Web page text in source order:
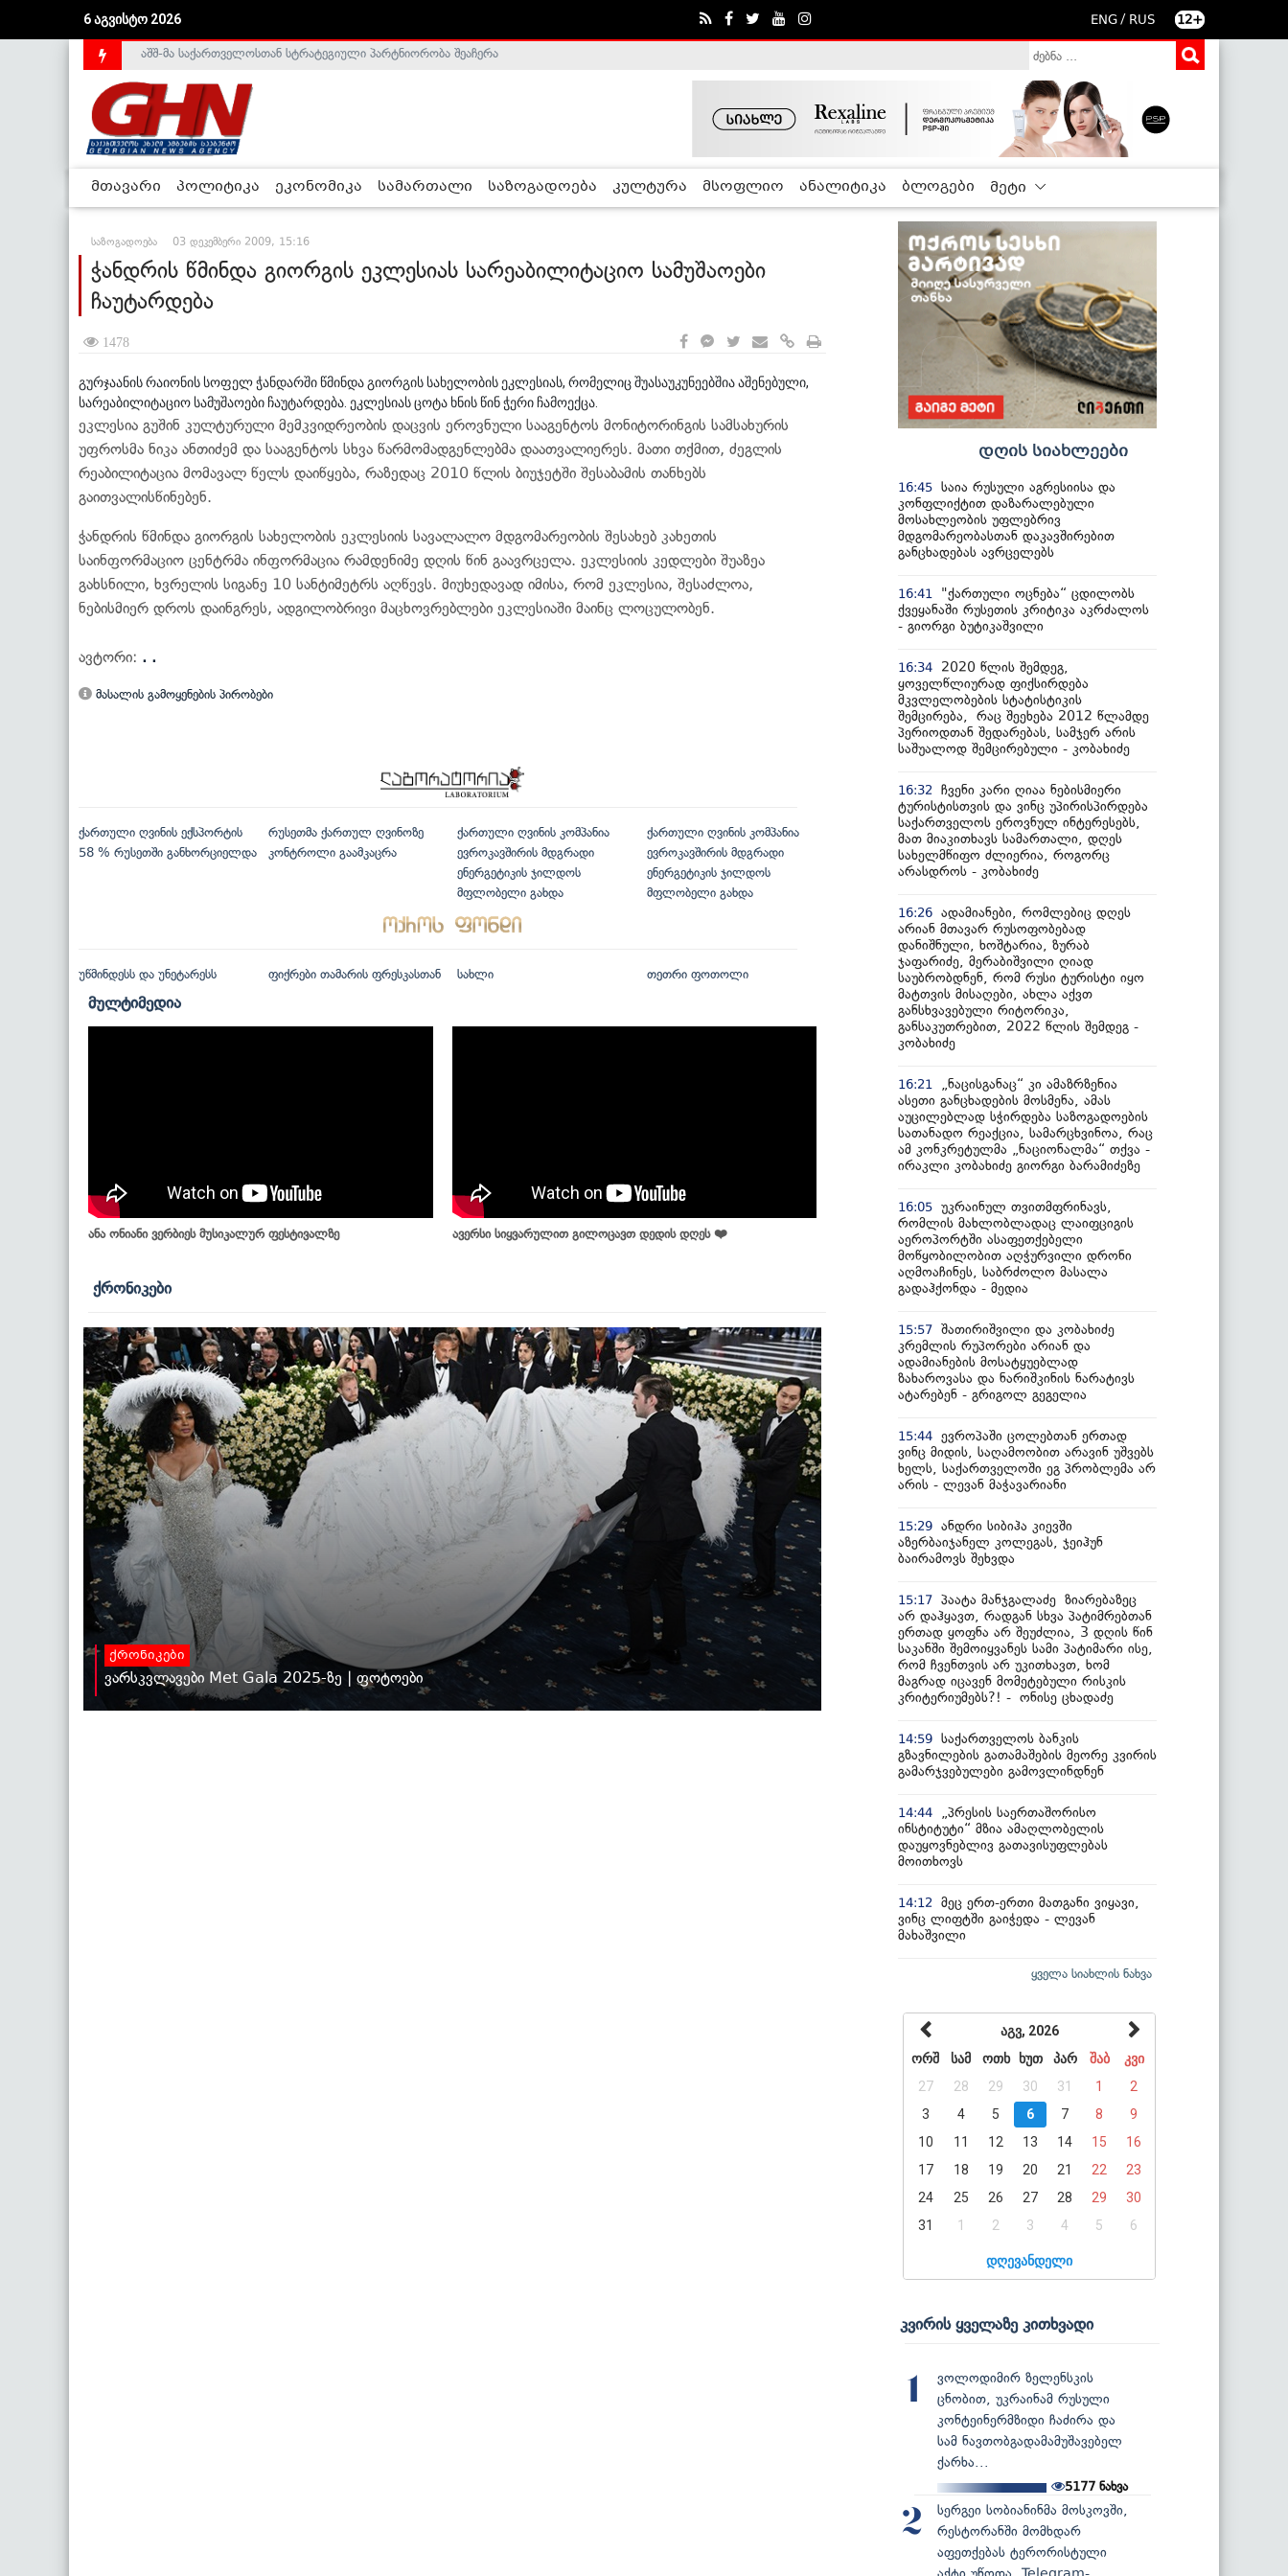
6 აგვისტო 2026 ENG / RUS 12+
საქართველოს დე-ფაქტო მთავრობა არალეგიტიმურია - ჰელსინკის კომისია
აშშ-მა საქართველოსთან სტრატეგიული პარტნიორობა შეაჩერა
მთავარი პოლიტიკა ეკონომიკა სამართალი საზოგადოება კულტურა მსოფლიო ანალიტიკა ბლოგები მეტი
საზოგადოება 03 დეკემბერი 2009, 15:16
ჭანდრის წმინდა გიორგის ეკლესიას სარეაბილიტაციო სამუშაოები
ჩაუტარდება
1478
გურჯაანის რაიონის სოფელ ჭანდარში წმინდა გიორგის სახელობის ეკლესიას, რომელიც შუასაუკუნეებშია აშენებული,
სარეაბილიტაციო სამუშაოები ჩაუტარდება. ეკლესიას ცოტა ხნის წინ ჭერი ჩამოექცა.
ეკლესია გუშინ კულტურული მემკვიდრეობის დაცვის ეროვნული სააგენტოს მონიტორინგის სამსახურის
უფროსმა ნიკა ანთიძემ და სააგენტოს სხვა წარმომადგენლებმა დაათვალიერეს. მათი თქმით, ძეგლის
რეაბილიტაცია მომავალ წელს დაიწყება, რაზედაც 2010 წლის ბიუჯეტში შესაბამის თანხებს
გაითვალისწინებენ.
ჭანდრის წმინდა გიორგის სახელობის ეკლესიის სავალალო მდგომარეობის შესახებ კახეთის
საინფორმაციო ცენტრმა ინფორმაცია რამდენიმე დღის წინ გაავრცელა. ეკლესიის კედლები შუაზეა
გახსნილი, ხვრელის სიგანე 10 სანტიმეტრს აღწევს. მიუხედავად იმისა, რომ ეკლესია, შესაძლოა,
ნებისმიერ დროს დაინგრეს, ადგილობრივი მაცხოვრებლები ეკლესიაში მაინც ლოცულობენ.
ავტორი: . .
მასალის გამოყენების პირობები
ქართული ღვინის ექსპორტის
58 % რუსეთში განხორციელდა
რუსეთმა ქართულ ღვინოზე
კონტროლი გაამკაცრა
ქართული ღვინის კომპანია
ევროკავშირის მდგრადი
ენერგეტიკის ჯილდოს
მფლობელი გახდა
ქართული ღვინის კომპანია
ევროკავშირის მდგრადი
ენერგეტიკის ჯილდოს
მფლობელი გახდა
უწმინდესს და უნეტარესს ფიქრები თამარის ფრესკასთან სახლი თეთრი ფოთოლი
მულტიმედია
ანა ონიანი ვერბიეს მუსიკალურ ფესტივალზე ავერსი სიყვარულით გილოცავთ დედის დღეს ❤️
ქრონიკები
ქრონიკები
ვარსკვლავები Met Gala 2025-ზე | ფოტოები
დღის სიახლეები
16:45 საია რუსული აგრესიისა და
კონფლიქტით დაზარალებული
მოსახლეობის უფლებრივ
მდგომარეობასთან დაკავშირებით
განცხადებას ავრცელებს
16:41
"ქართული ოცნება“ ცდილობს
ქვეყანაში რუსეთის კრიტიკა აკრძალოს
- გიორგი ბუტიკაშვილი
16:34
2020 წლის შემდეგ,
ყოველწლიურად ფიქსირდება
მკვლელობების სტატისტიკის
შემცირება, რაც შეეხება 2012 წლამდე
პერიოდთან შედარებას, სამჯერ არის
საშუალოდ შემცირებული - კობახიძე
16:32
ჩვენი კარი ღიაა ნებისმიერი
ტურისტისთვის და ვინც უპირისპირდება
საქართველოს ეროვნულ ინტერესებს,
მათ მიაკითხავს სამართალი, დღეს
სახელმწიფო ძლიერია, როგორც
არასდროს - კობახიძე
16:26 ადამიანები, რომლებიც დღეს
არიან მთავარ რუსოფობებად
დანიშნული, ხოშტარია, ზურაბ
ჯაფარიძე, მერაბიშვილი ღიად
საუბრობდნენ, რომ რუსი ტურისტი იყო
მატთვის მისაღები, ახლა აქვთ
განსხვავებული რიტორიკა,
განსაკუთრებით, 2022 წლის შემდეგ -
კობახიძე
16:21
„ნაცისგანაც“ კი ამაზრზენია
ასეთი განცხადების მოსმენა, ამას
აუცილებლად სჭირდება საზოგადოების
სათანადო რეაქცია, სამარცხვინოა, რაც
ამ კონკრეტულმა „ნაციონალმა“ თქვა -
ირაკლი კობახიძე გიორგი ბარამიძეზე
16:05 უკრაინულ თვითმფრინავს,
რომლის მახლობლადაც ლაიფციგის
აეროპორტში ასაფეთქებელი
მოწყობილობით აღჭურვილი დრონი
აღმოაჩინეს, საბრძოლო მასალა
გადაჰქონდა - მედია
15:57 შათირიშვილი და კობახიძე
კრემლის რუპორები არიან და
ადამიანების მოსატყუებლად
ზახაროვასა და ნარიშკინის ნარატივს
ატარებენ - გრიგოლ გეგელია
15:44 ევროპაში ცოლებთან ერთად
ვინც მიდის, საღამოობით არავინ უშვებს
ხელს, საქართველოში ეგ პრობლემა არ
არის - ლევან მაჭავარიანი
15:29 ანდრი სიბიჰა კიევში
აზერბაიჯანელ კოლეგას, ჯეიჰუნ
ბაირამოვს შეხვდა
15:17 პაატა მანჯგალაძე ზიარებაზეც
არ დაჰყავთ, რადგან სხვა პატიმრებთან
ერთად ყოფნა არ შეუძლია, 3 დღის წინ
საკანში შემოიყვანეს სამი პატიმარი ისე,
რომ ჩვენთვის არ უკითხავთ, ხომ
მაგრად იცავენ მომეტებული რისკის
კრიტერიუმებს?! - ონისე ცხადაძე
14:59 საქართველოს ბანკის
გზავნილების გათამაშების მეორე კვირის
გამარჯვებულები გამოვლინდნენ
14:44
„პრესის საერთაშორისო
ინსტიტუტი“ მზია ამაღლობელის
დაუყოვნებლივ გათავისუფლებას
მოითხოვს
14:12
მეც ერთ-ერთი მათგანი ვიყავი,
ვინც ლიფტში გაიჭედა - ლევან
მახაშვილი
ყველა სიახლის ნახვა
აგვ, 2026
ორშ
სამ ოთხ ხუთ პარ შაბ
კვი
27
28 29 30 31 1
2
3
4 5 6 7 8
9
10
11 12 13 14 15
16
17
18 19 20 21 22
23
24
25 26 27 28 29
30
31
1 2 3 4 5 6
დღევანდელი
კვირის ყველაზე კითხვადი
1
ვოლოდიმირ ზელენსკის
ცნობით, უკრაინამ რუსული
კონტეინერმზიდი ჩაძირა და
სამ ნავთობგადამამუშავებელ
ქარხა...
5177 ნახვა
2
სერგეი სობიანინმა მოსკოვში,
რესტორანში მომხდარ
აფეთქებას ტერორისტული